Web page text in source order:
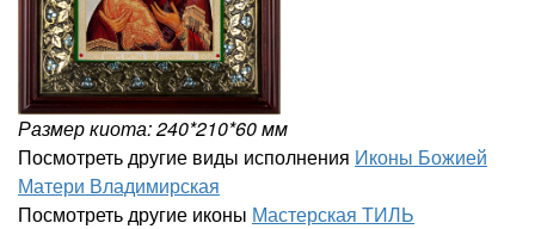
Размер киота: 240*210*60 мм
Посмотреть другие виды исполнения Иконы Божией
Матери Владимирская
Посмотреть другие иконы Мастерская ТИЛЬ